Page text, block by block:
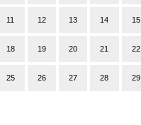
グランドクローズ
11 12 13 14 15
18 19 20 21 22
25 26 27 28 29